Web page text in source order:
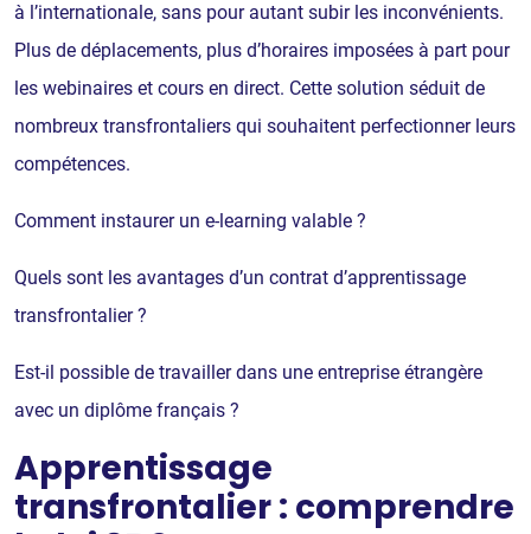
à l’internationale, sans pour autant subir les inconvénients.
Plus de déplacements, plus d’horaires imposées à part pour
les webinaires et cours en direct. Cette solution séduit de
nombreux transfrontaliers qui souhaitent perfectionner leurs
compétences.
Comment instaurer un e-learning valable ?
Quels sont les avantages d’un contrat d’apprentissage
transfrontalier ?
Est-il possible de travailler dans une entreprise étrangère
avec un diplôme français ?
Apprentissage
transfrontalier : comprendre